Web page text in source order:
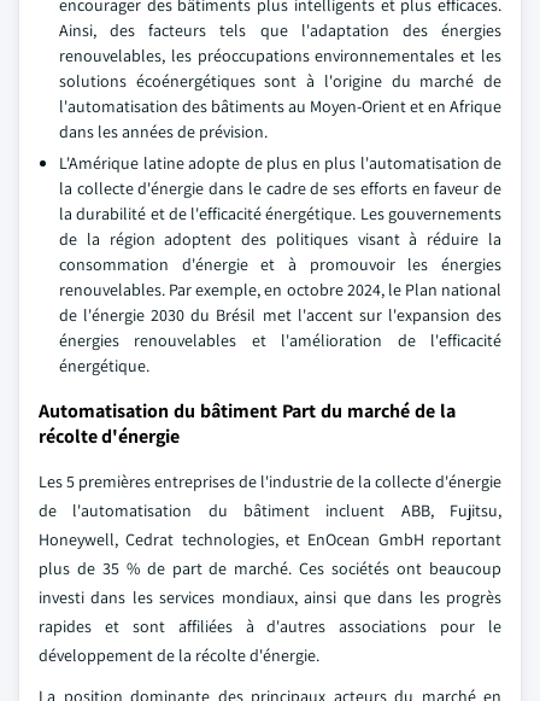
encourager des bâtiments plus intelligents et plus efficaces.
Ainsi, des facteurs tels que l'adaptation des énergies
renouvelables, les préoccupations environnementales et les
solutions écoénergétiques sont à l'origine du marché de
l'automatisation des bâtiments au Moyen-Orient et en Afrique
dans les années de prévision.
L'Amérique latine adopte de plus en plus l'automatisation de
la collecte d'énergie dans le cadre de ses efforts en faveur de
la durabilité et de l'efficacité énergétique. Les gouvernements
de la région adoptent des politiques visant à réduire la
consommation d'énergie et à promouvoir les énergies
renouvelables. Par exemple, en octobre 2024, le Plan national
de l'énergie 2030 du Brésil met l'accent sur l'expansion des
énergies renouvelables et l'amélioration de l'efficacité
énergétique.
Automatisation du bâtiment Part du marché de la
récolte d'énergie
Les 5 premières entreprises de l'industrie de la collecte d'énergie
de l'automatisation du bâtiment incluent ABB, Fujitsu,
Honeywell, Cedrat technologies, et EnOcean GmbH reportant
plus de 35 % de part de marché. Ces sociétés ont beaucoup
investi dans les services mondiaux, ainsi que dans les progrès
rapides et sont affiliées à d'autres associations pour le
développement de la récolte d'énergie.
La position dominante des principaux acteurs du marché en